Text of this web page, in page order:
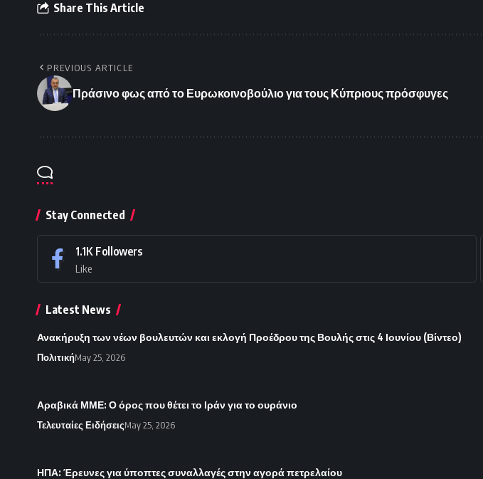
Share This Article
PREVIOUS ARTICLE
Πράσινο φως από το Ευρωκοινοβούλιο για τους Κύπριους πρόσφυγες
Stay Connected
1.1K Followers
Like
Latest News
Ανακήρυξη των νέων βουλευτών και εκλογή Προέδρου της Βουλής στις 4 Ιουνίου (Βίντεο)
ΠολιτικήMay 25, 2026
Αραβικά ΜΜΕ: Ο όρος που θέτει το Ιράν για το ουράνιο
Τελευταίες ΕιδήσειςMay 25, 2026
ΗΠΑ: Έρευνες για ύποπτες συναλλαγές στην αγορά πετρελαίου